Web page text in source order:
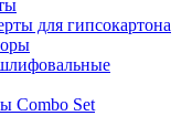
для гипсокартона
Combo Set